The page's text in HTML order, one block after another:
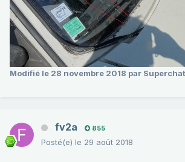
Modifié le 28 novembre 2018 par
fv2a 855
Posté(e) le 29 août 2018